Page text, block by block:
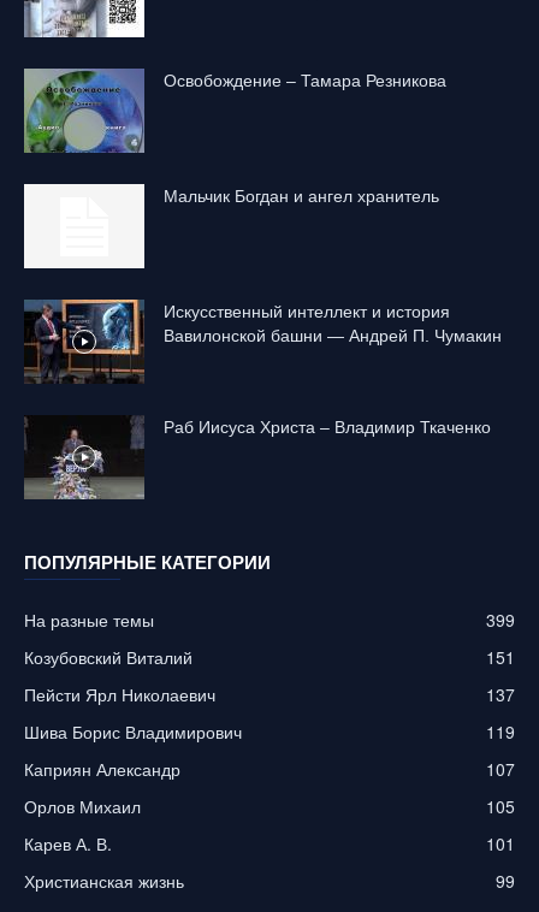
Освобождение – Тамара Резникова
Mальчик Богдан и ангел хранитель
Искусственный интеллект и история
Вавилонской башни — Андрей П. Чумакин
Раб Иисуса Христа – Владимир Ткаченко
ПОПУЛЯРНЫЕ КАТЕГОРИИ
На разные темы
399
Козубовский Виталий
151
Пейсти Ярл Николаевич
137
Шива Борис Владимирович
119
Каприян Александр
107
Орлов Михаил
105
Карев А. В.
101
Христианская жизнь
99